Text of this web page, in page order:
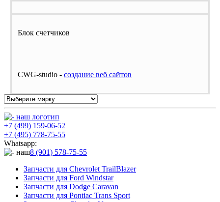
Блок счетчиков
CWG-studio - cоздание веб сайтов
+7 (499) 159-06-52
+7 (495) 778-75-55
Whatsapp:
8 (901) 578-75-55
Запчасти для Chevrolet TrailBlazer
Запчасти для Ford Windstar
Запчасти для Dodge Caravan
Запчасти для Pontiac Trans Sport